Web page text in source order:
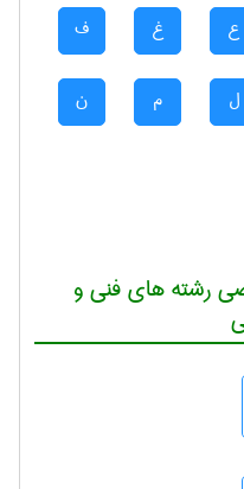
ع غ ف
ل م ن
رشته های فنی و